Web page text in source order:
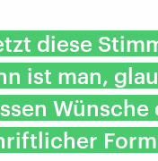
diese
ist man,